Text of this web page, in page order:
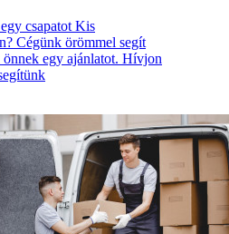
csapatot Kis
Cégünk örömmel segít
egy ajánlatot. Hívjon